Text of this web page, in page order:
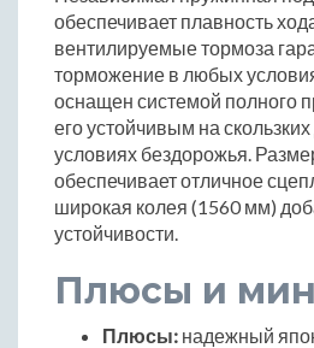
обеспечивает плавность
вентилируемые тормоза
торможение в любых
оснащен системой полного
его устойчивым на
условиях бездорожья.
обеспечивает отличное
широкая колея (1560 мм)
устойчивости.
Плюсы и
Плюсы: надежный